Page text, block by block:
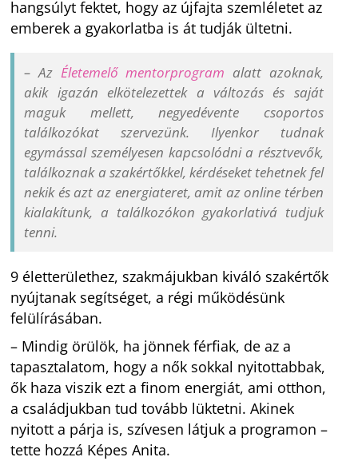
hangsúlyt fektet, hogy az újfajta szemléletet az
emberek a gyakorlatba is át tudják ültetni.
– Az Életemelő mentorprogram alatt azoknak,
akik igazán elkötelezettek a változás és saját
maguk mellett, negyedévente csoportos
találkozókat szervezünk. Ilyenkor tudnak
egymással személyesen kapcsolódni a résztvevők,
találkoznak a szakértőkkel, kérdéseket tehetnek fel
nekik és azt az energiateret, amit az online térben
kialakítunk, a találkozókon gyakorlativá tudjuk
tenni.
9 életterülethez, szakmájukban kiváló szakértők
nyújtanak segítséget, a régi működésünk
felülírásában.
– Mindig örülök, ha jönnek férfiak, de az a
tapasztalatom, hogy a nők sokkal nyitottabbak,
ők haza viszik ezt a finom energiát, ami otthon,
a családjukban tud tovább lüktetni. Akinek
nyitott a párja is, szívesen látjuk a programon –
tette hozzá Képes Anita.